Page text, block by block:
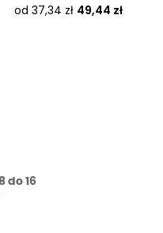
od 37,34 zł Cena
49,44 zł
do 16